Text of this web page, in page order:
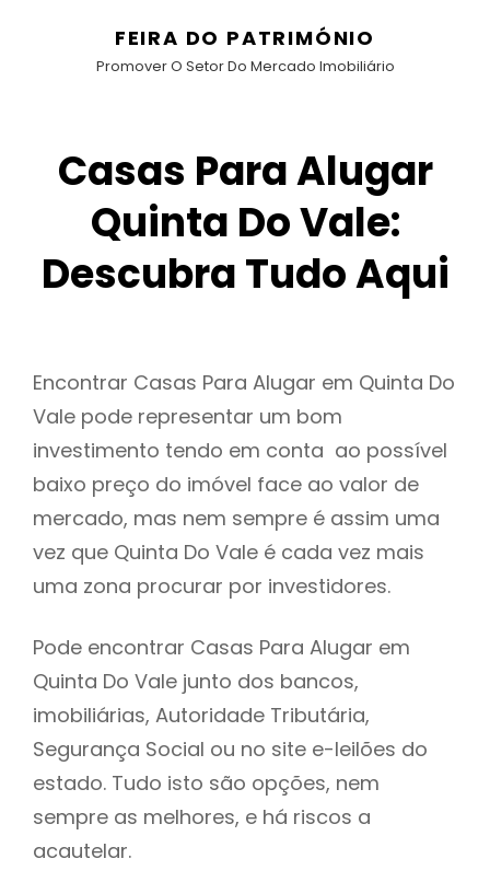
FEIRA DO PATRIMÓNIO
Promover O Setor Do Mercado Imobiliário
Casas Para Alugar
Quinta Do Vale:
Descubra Tudo Aqui
Encontrar Casas Para Alugar em Quinta Do
Vale pode representar um bom
investimento tendo em conta ao possível
baixo preço do imóvel face ao valor de
mercado, mas nem sempre é assim uma
vez que Quinta Do Vale é cada vez mais
uma zona procurar por investidores.
Pode encontrar Casas Para Alugar em
Quinta Do Vale junto dos bancos,
imobiliárias, Autoridade Tributária,
Segurança Social ou no site e-leilões do
estado. Tudo isto são opções, nem
sempre as melhores, e há riscos a
acautelar.